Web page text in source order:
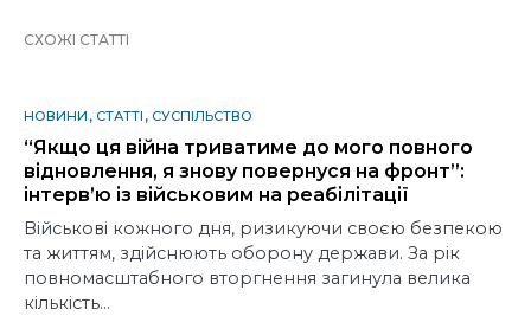
СХОЖІ СТАТТІ
НОВИНИ СТАТТІ СУСПІЛЬСТВО
“Якщо ця війна триватиме до мого повного
відновлення, я знову повернуся на фронт”:
інтерв’ю із військовим на реабілітації
Військові кожного дня, ризикуючи своєю безпекою
та життям, здійснюють оборону держави. За рік
повномасштабного вторгнення загинула велика
кількість…